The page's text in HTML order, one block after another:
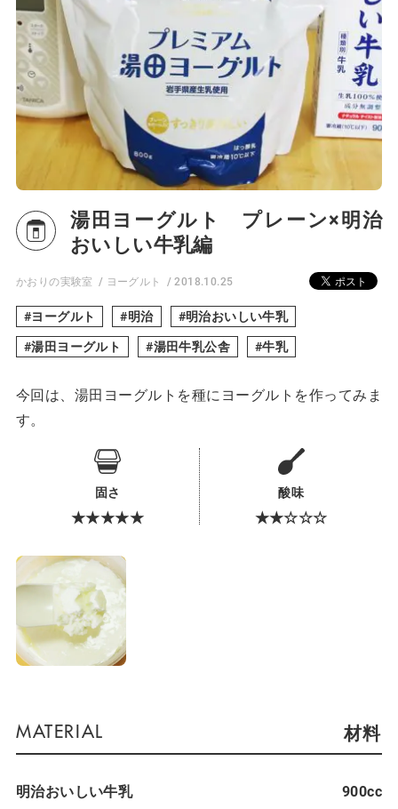
湯田ヨーグルト プレーン×明治
おいしい牛乳編
かおりの実験室 ヨーグルト 2018.10.25
ヨーグルト 明治
明治おいしい牛乳
湯田ヨーグルト
湯田牛乳公舎 牛乳
今回は、湯田ヨーグルトを種にヨーグルトを作ってみま
す。
固さ
★★★★★
酸味
★★☆☆☆
材料
明治おいしい牛乳
900cc